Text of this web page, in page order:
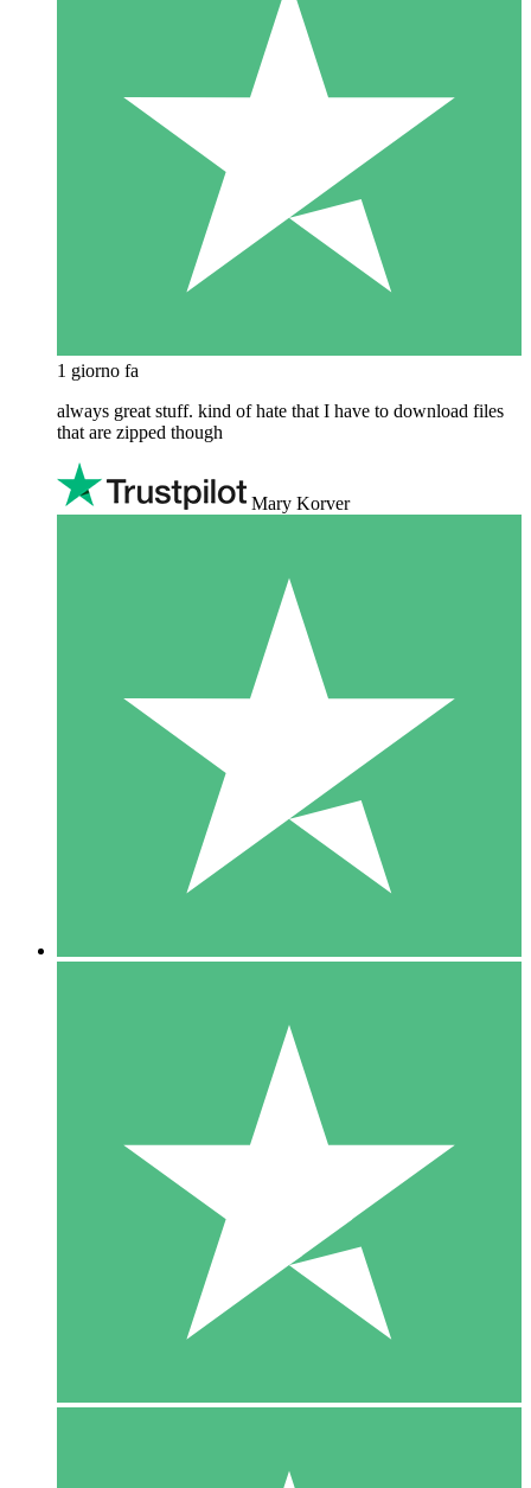
1 giorno fa
always great stuff. kind of hate that I have to download files
that are zipped though
Mary Korver